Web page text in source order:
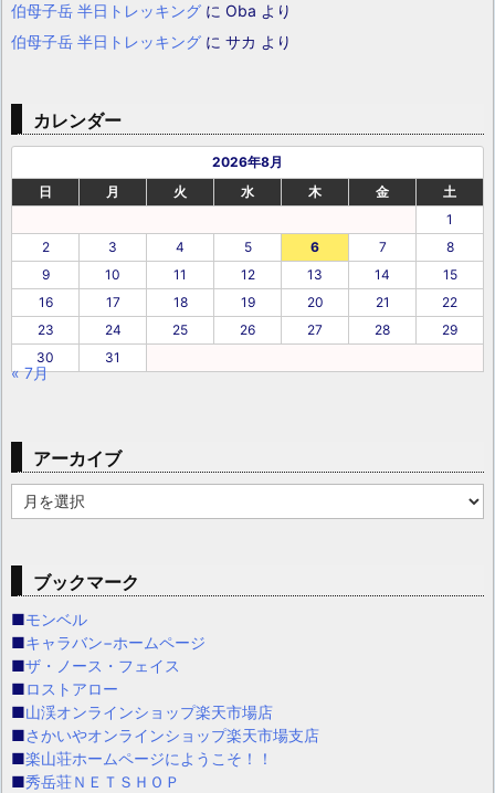
伯母子岳 半日トレッキング に Oba より
伯母子岳 半日トレッキング に サカ より
カレンダー
2026年8月
日
月 火 水 木 金
土
1
2
3 4 5 6 7
8
9
10 11 12 13 14
15
16
17 18 19 20 21
22
23
24 25 26 27 28
29
30
31
« 7月
アーカイブ
ー
イ
ブックマーク
■モンベル
■キャラバン−ホームページ
■ザ・ノース・フェイス
■ロストアロー
■山渓オンラインショップ楽天市場店
■さかいやオンラインショップ楽天市場支店
■楽山荘ホームページにようこそ！！
■秀岳荘ＮＥＴＳＨＯＰ